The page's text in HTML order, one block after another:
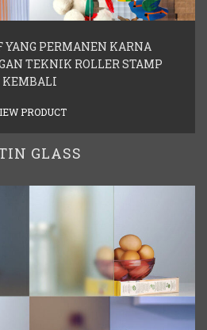
YANG PERMANEN KARNA
TEKNIK ROLLER STAMP
KEMBALI
PRODUCT
GLASS